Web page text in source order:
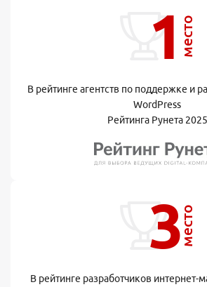
1 место
В рейтинге агентств по поддержке и
WordPress
Рейтинга Рунета 2025
3место
В рейтинге разработчиков интернет-